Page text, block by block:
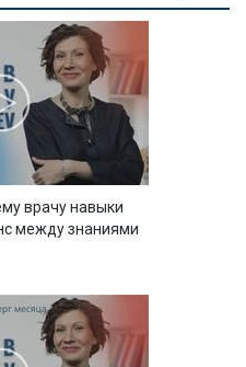
врачу навыки
между знаниями